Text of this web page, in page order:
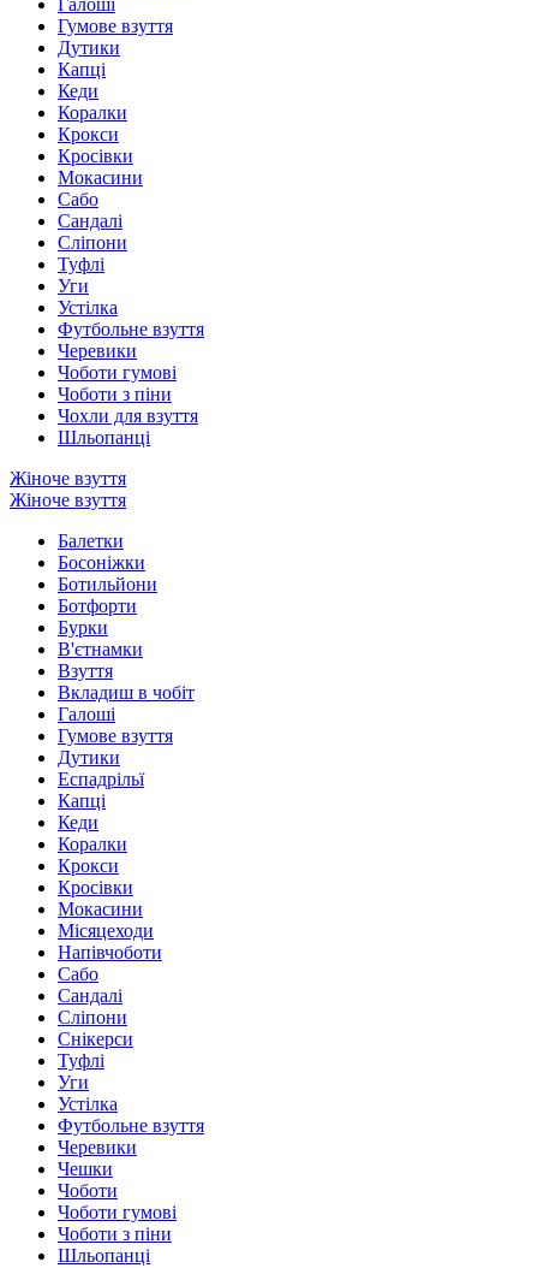
Галоші
Гумове взуття
Дутики
Капці
Кеди
Коралки
Крокси
Кросівки
Мокасини
Сабо
Сандалі
Сліпони
Туфлі
Уги
Устілка
Футбольне взуття
Черевики
Чоботи гумові
Чоботи з піни
Чохли для взуття
Шльопанці
Жіноче взуття
Жіноче взуття
Балетки
Босоніжки
Ботильйони
Ботфорти
Бурки
В'єтнамки
Взуття
Вкладиш в чобіт
Галоші
Гумове взуття
Дутики
Еспадрільї
Капці
Кеди
Коралки
Крокси
Кросівки
Мокасини
Місяцеходи
Напівчоботи
Сабо
Сандалі
Сліпони
Снікерси
Туфлі
Уги
Устілка
Футбольне взуття
Черевики
Чешки
Чоботи
Чоботи гумові
Чоботи з піни
Шльопанці